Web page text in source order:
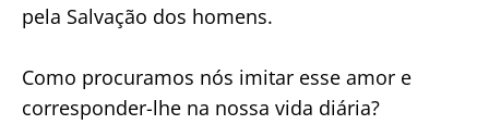
pela Salvação dos homens.
Como procuramos nós imitar esse amor e
corresponder-lhe na nossa vida diária?